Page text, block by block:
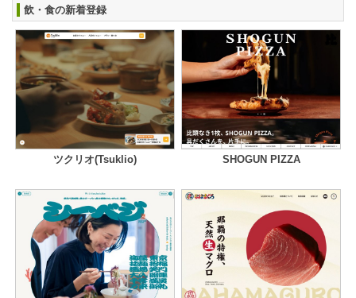
飲・食の新着登録
ツクリオ(Tsuklio) SHOGUN PIZZA